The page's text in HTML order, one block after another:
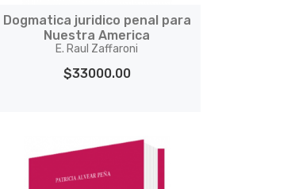
Dogmatica juridico penal para
Nuestra America
E. Raul Zaffaroni
$33000.00